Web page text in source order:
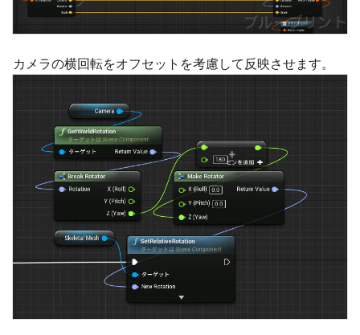
カメラの横回転をオフセットを考慮して反映させます。